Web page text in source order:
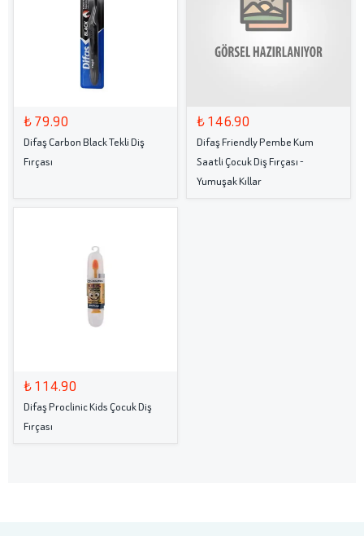
₺ 79.90
Difaş Carbon Black Tekli Diş
Fırçası
₺ 146.90
Difaş Friendly Pembe Kum
Saatli Çocuk Diş Fırçası -
Yumuşak Kıllar
₺ 114.90
Difaş Proclinic Kids Çocuk Diş
Fırçası